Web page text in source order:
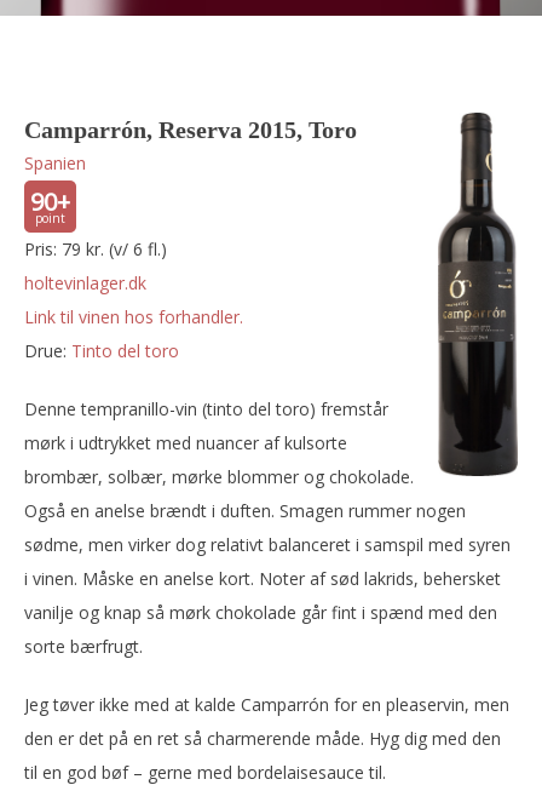
Camparrón, Reserva 2015, Toro
Spanien
90+
Pris: 79 kr. (v/ 6 fl.)
holtevinlager.dk
Link til vinen hos forhandler.
Drue:
tinto del toro
Denne tempranillo-vin (tinto del toro) fremstår
mørk i udtrykket med nuancer af kulsorte
brombær, solbær, mørke blommer og chokolade.
Også en anelse brændt i duften. Smagen rummer nogen
sødme, men virker dog relativt balanceret i samspil med syren
i vinen. Måske en anelse kort. Noter af sød lakrids, behersket
vanilje og knap så mørk chokolade går fint i spænd med den
sorte bærfrugt.
Jeg tøver ikke med at kalde Camparrón for en pleaservin, men
den er det på en ret så charmerende måde. Hyg dig med den
til en god bøf – gerne med bordelaisesauce til.